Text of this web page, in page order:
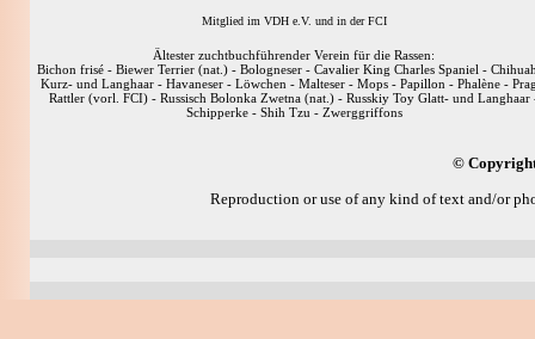
Mitglied im VDH e.V. und in der FCI
Ältester zuchtbuchführender Verein für die Rassen:
Bichon frisé - Biewer Terrier (nat.) - Bologneser - Cavalier King Charles Spaniel -
Kurz- und Langhaar - Havaneser - Löwchen - Malteser - Mops - Papillon - Phalène -
Rattler (vorl. FCI) - Russisch Bolonka Zwetna (nat.) - Russkiy Toy Glatt- und Langhaar
Schipperke - Shih Tzu - Zwerggriffons
©
Reproduction or use of any kind of text and/or